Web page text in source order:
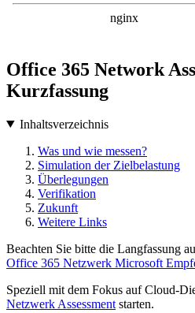
Office 365 Network
Kurzfassung
Inhaltsverzeichnis
Was und wie messen?
Simulation der Zielbelastung
Überlegungen
Verifikation
Zukunft
Weitere Links
Beachten Sie bitte die Langfassung
Office 365 Netzwerk Microsoft
Speziell mit dem Fokus auf Cloud-
Netzwerk Assessment starten.